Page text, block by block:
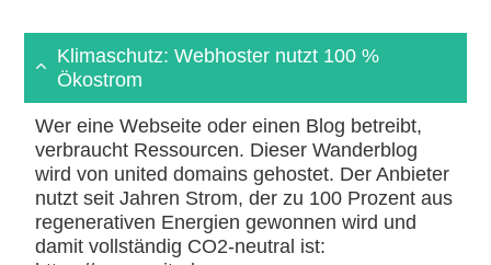
Klimaschutz: Webhoster nutzt 100 %
Ökostrom
Wer eine Webseite oder einen Blog betreibt,
verbraucht Ressourcen. Dieser Wanderblog
wird von united domains gehostet. Der Anbieter
nutzt seit Jahren Strom, der zu 100 Prozent aus
regenerativen Energien gewonnen wird und
damit vollständig CO2-neutral ist: